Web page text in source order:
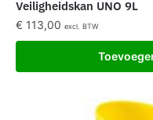
Veiligheidskan UNO 9L
€ 113,00 excl. BTW